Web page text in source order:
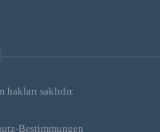
saklıdır.
Bestimmungen